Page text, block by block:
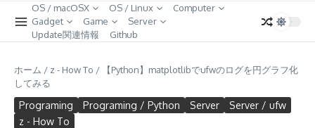
OS / macOSX OS / Linux
Computer
Gadget
Game
Server
Update関連情報
Github
ホーム / z - How To /
【Python】matplotlibでufwのログを円グラフ化
してみる
Programing Programing / Python Server
Server / ufw
z - How To